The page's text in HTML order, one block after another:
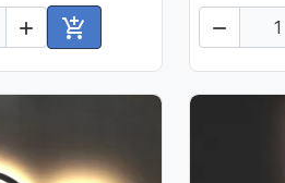
 
Ajouter au panier
